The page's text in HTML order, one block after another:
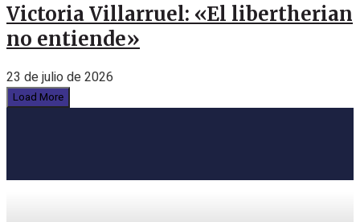
Victoria Villarruel: «El libertherian
no entiende»
23 de julio de 2026
Load More